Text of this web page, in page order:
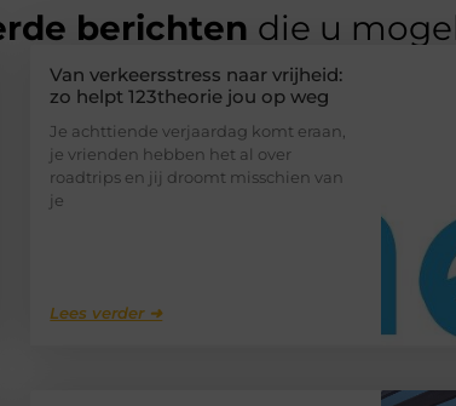
berichten die u
Van verkeersstress naar vrijheid:
zo helpt 123theorie jou op weg
Je achttiende verjaardag komt eraan,
je vrienden hebben het al over
roadtrips en jij droomt misschien van
je
Lees verder ➜